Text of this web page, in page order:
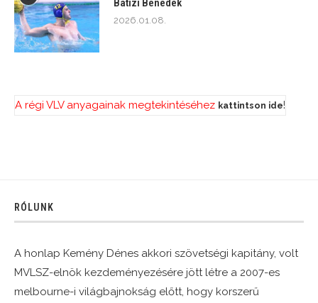
Batizi Benedek
2026.01.08.
A régi VLV anyagainak megtekintéséhez kattintson ide!
RÓLUNK
A honlap Kemény Dénes akkori szövetségi kapitány, volt
MVLSZ-elnök kezdeményezésére jött létre a 2007-es
melbourne-i világbajnokság előtt, hogy korszerű